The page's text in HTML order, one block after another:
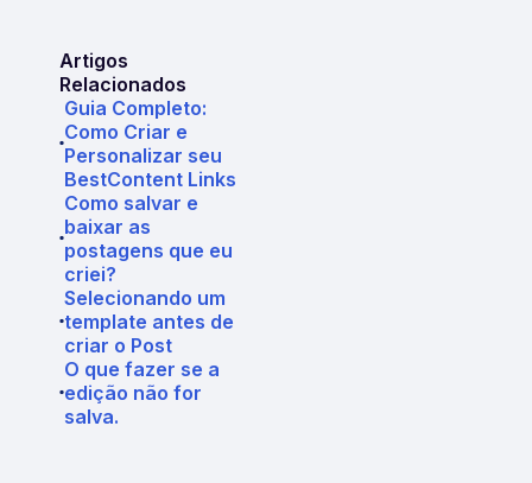
Artigos
Relacionados
Guia Completo:
Como Criar e
Personalizar seu
BestContent Links
Como salvar e
baixar as
postagens que eu
criei?
Selecionando um
template antes de
criar o Post
O que fazer se a
edição não for
salva.